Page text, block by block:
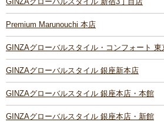
Premium Marunouchi 本店
GINZAグローバルスタイル・コンフォート
GINZAグローバルスタイル 銀座新本店
GINZAグローバルスタイル 銀座本店・本館
GINZAグローバルスタイル 銀座本店・新館